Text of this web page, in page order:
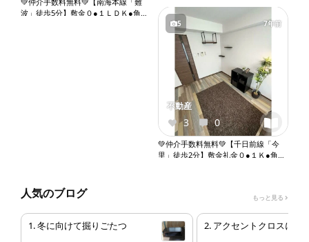
波」徒歩5分】敷金０●１ＬＤＫ●角部
5 7年前
3 0
💚仲介手数料無料💚【千日前線「今
里」徒歩2分】敷金礼金０●１Ｋ●角部
ートロック●エレベーター『X099』
不動産
人気のブログ もっと見る
1. 冬に向けて掘りごたつ 2. アクセントクロスにし